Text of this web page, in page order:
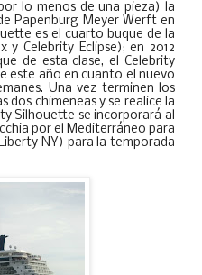
lo menos de una pieza) la
Papenburg Meyer Werft en
es el cuarto buque de la
y Celebrity Eclipse); en 2012
de esta clase, el Celebrity
este año en cuanto el nuevo
Una vez terminen los
dos chimeneas y se realice la
Silhouette se incorporará al
por el Mediterráneo para
NY) para la temporada